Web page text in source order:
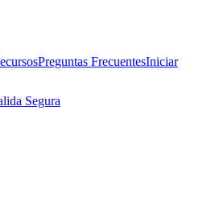
Preguntas FrecuentesIniciar
Segura